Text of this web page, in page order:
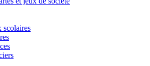
scolaires